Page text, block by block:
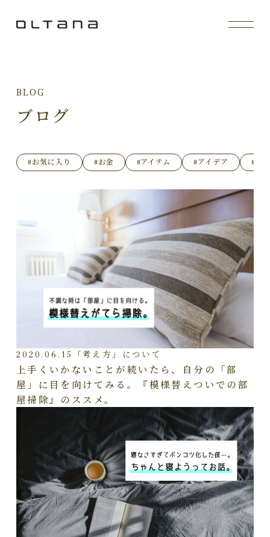
BLOG
ブログ
#お気に入り #お金 #アイテム #アイデア #イ
2020.06.15 「考え方」について
上手くいかないことが続いたら、自分の「部
屋」に目を向けてみる。『模様替えついでの部
屋掃除』のススメ。